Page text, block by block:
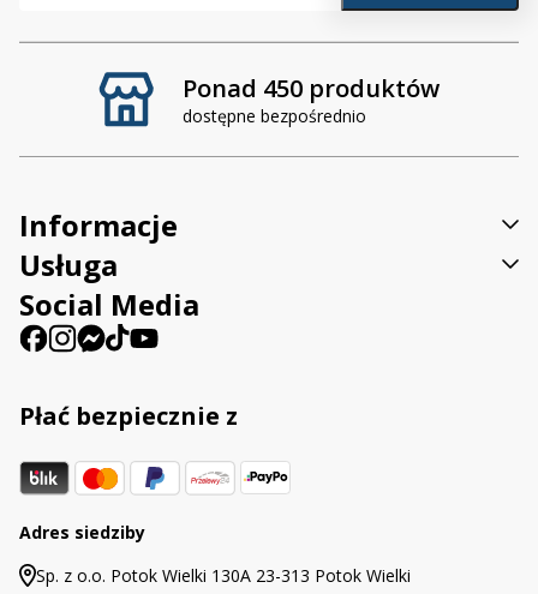
Ponad 450 produktów
dostępne bezpośrednio
Informacje
Usługa
Social Media
Płać bezpiecznie z
Adres siedziby
Sp. z o.o. Potok Wielki 130A 23-313 Potok Wielki